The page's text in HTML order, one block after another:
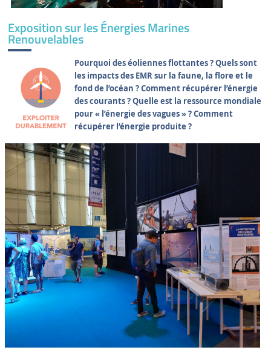
Exposition sur les Énergies Marines
Renouvelables
Pourquoi des éoliennes flottantes ? Quels sont
les impacts des EMR sur la faune, la flore et le
fond de l’océan ? Comment récupérer l’énergie
des courants ? Quelle est la ressource mondiale
pour « l’énergie des vagues » ? Comment
récupérer l’énergie produite ?